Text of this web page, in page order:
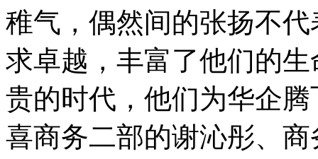
稚气，偶然间的张扬不
求卓越，丰富了他们的
贵的时代，他们为华企
喜商务二部的谢沁彤、